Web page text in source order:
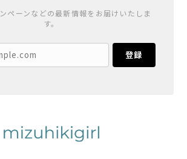
ペーンなどの最新情報をお届けいたしま
す。
登録